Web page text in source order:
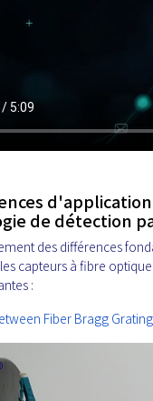
de détection
des différences
capteurs à fibre
:
Fiber Bragg